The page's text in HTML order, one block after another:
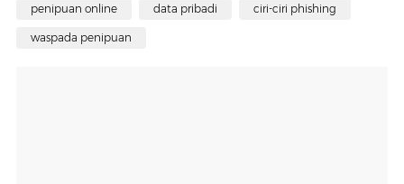
penipuan online data pribadi ciri-ciri phishing
waspada penipuan